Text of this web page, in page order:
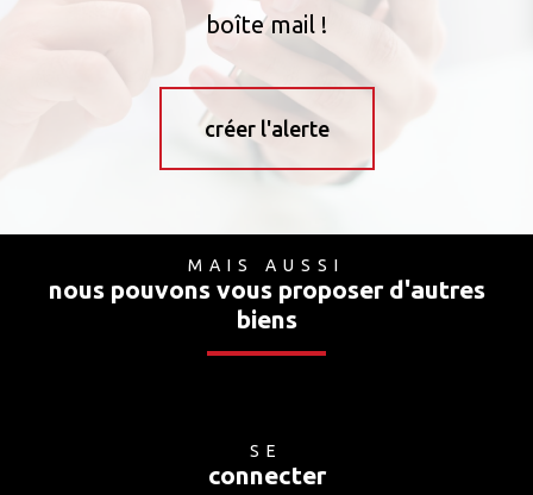
boîte mail !
créer l'alerte
MAIS AUSSI
nous pouvons vous proposer d'autres
biens
SE
connecter